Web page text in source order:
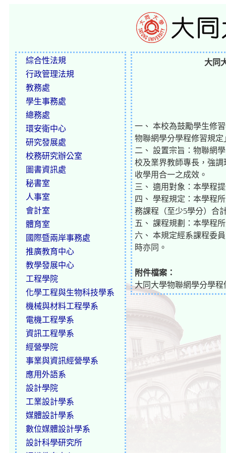
綜合性法規
行政管理法規
教務處
學生事務處
總務處
環安衛中心
研究發展處
校務研究辦公室
圖書資訊處
秘書室
人事室
會計室
體育室
國際暨兩岸事務處
推廣教育中心
教學發展中心
工程學院
化學工程與生物科技學系
機械與材料工程學系
電機工程學系
資訊工程學系
經營學院
事業與資訊經營學系
應用外語系
設計學院
工業設計學系
媒體設計學系
數位媒體設計學系
設計科學研究所
大同
一、 本校為鼓勵學生修
物聯網學分學程修習規定
二、 設置宗旨：物聯網
校及業界教師專長，強
收學用合一之成效。
三、 適用對象：本學程
四、 學程規定：本學程
務課程（至少5學分）合
五、 課程規劃：本學程
六、 本規定經系課程委
時亦同。
附件檔案：
大同大學物聯網學分學